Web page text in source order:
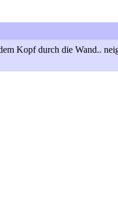
Kopf durch die Wand..